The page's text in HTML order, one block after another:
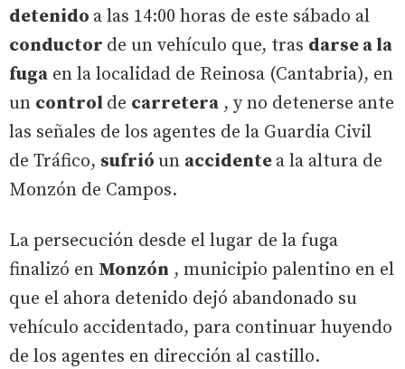
detenido a las 14:00 horas de este sábado al
conductor de un vehículo que, tras darse a la
fuga en la localidad de Reinosa (Cantabria), en
un control de carretera , y no detenerse ante
las señales de los agentes de la Guardia Civil
de Tráfico, sufrió un accidentea la altura de
Monzón de Campos.
La persecución desde el lugar de la fuga
finalizó en Monzón , municipio palentino en el
que el ahora detenido dejó abandonado su
vehículo accidentado, para continuar huyendo
de los agentes en dirección al castillo.